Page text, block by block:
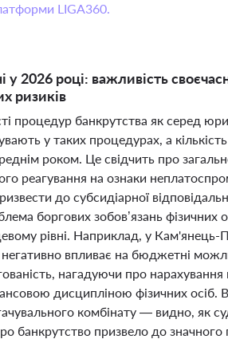
LIGA360.
у 2026 році: важливість
ризиків
процедур банкрутства як серед
у таких процедурах, а
роком. Це свідчить про
реагування на ознаки
до субсидіарної
боргових зобов’язань фізичних
рівні. Наприклад, у Кам'янець-
впливає на бюджетні
нагадуючи про нарахування
дисципліною фізичних осіб.
комбінату — видно, як
банкрутство призвело до значного